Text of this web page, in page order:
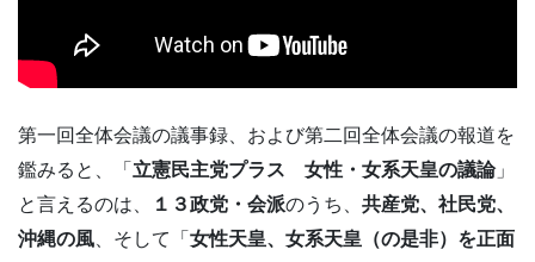
第一回全体会議の議事録、および第二回全体会議の報道を
鑑みると、「 立憲民主党プラス 女性・女系天皇の議論」
と言えるのは、
１３政党・会派のうち、 共産党、社民党、
沖縄の風 、そして「 女性天皇、女系天皇（の是非）を正面